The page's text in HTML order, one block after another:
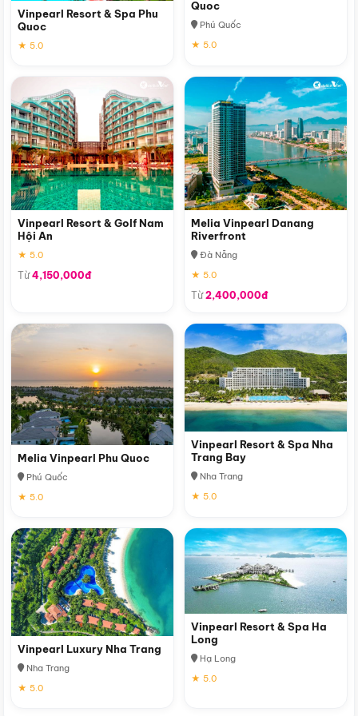
Vinpearl Resort & Spa Phu
Quoc
★ 5.0
Quoc
Phú Quốc
★ 5.0
Vinpearl Resort & Golf Nam
Hội An
★ 5.0
Từ4,150,000đ
Melia Vinpearl Danang
Riverfront
Đà Nẵng
★ 5.0
Từ2,400,000đ
Melia Vinpearl Phu Quoc
Phú Quốc
★ 5.0
Vinpearl Resort & Spa Nha
Trang Bay
Nha Trang
★ 5.0
Vinpearl Luxury Nha Trang
Nha Trang
★ 5.0
Vinpearl Resort & Spa Ha
Long
Hạ Long
★ 5.0